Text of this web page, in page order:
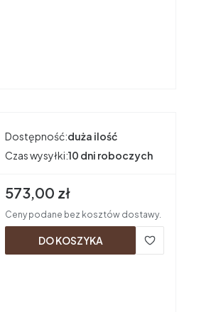
Dostępność:duża ilość
Czas wysyłki:10 dni roboczych
Cena brutto
573,00 zł
Ceny podane bez kosztów dostawy.
DO KOSZYKA